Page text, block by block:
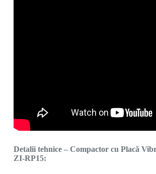
Detalii tehnice – Compactor cu Placă
ZI-RP15: